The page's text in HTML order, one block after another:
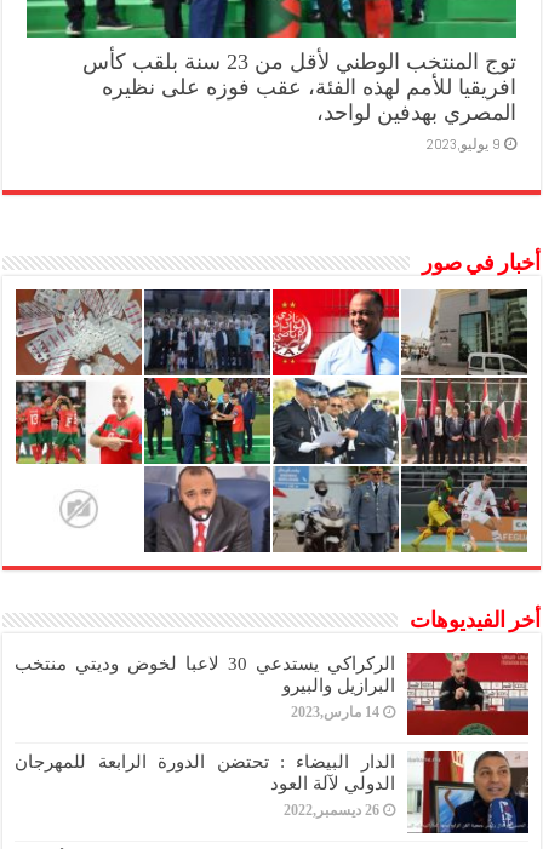
توج المنتخب الوطني لأقل من 23 سنة بلقب كأس
افريقيا للأمم لهذه الفئة، عقب فوزه على نظيره
المصري بهدفين لواحد،
9 يوليو,2023
أخبار في صور
أخر الفيديوهات
الركراكي يستدعي 30 لاعبا لخوض وديتي منتخب
البرازيل والبيرو
14 مارس,2023
الدار البيضاء : تحتضن الدورة الرابعة للمهرجان
الدولي لآلة العود
26 ديسمبر,2022